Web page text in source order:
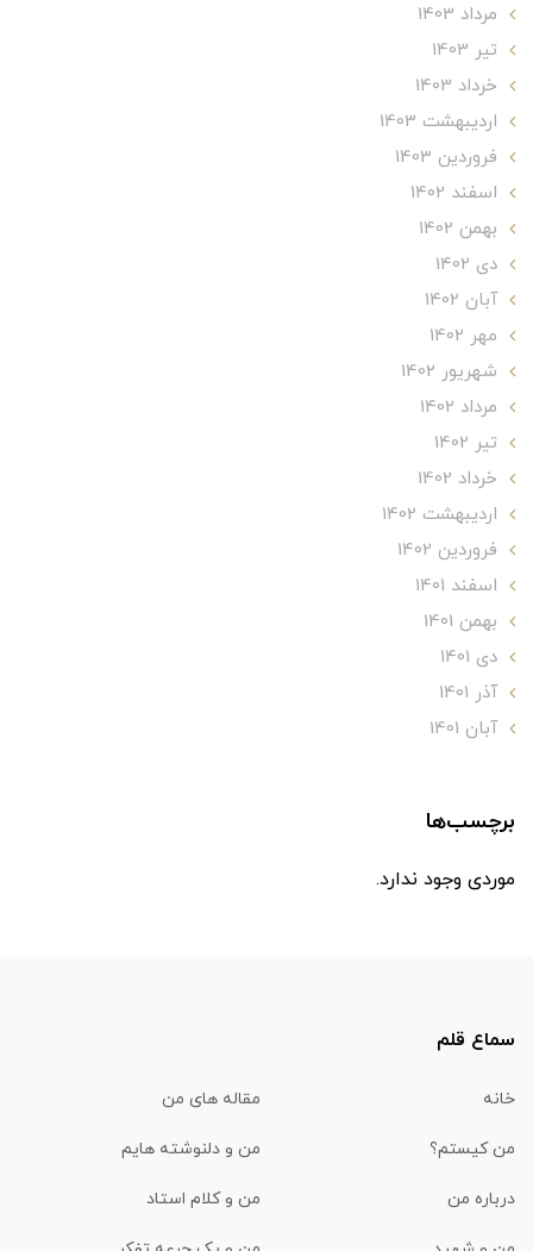
مرداد 1403
تير 1403
خرداد 1403
ارديبهشت 1403
فروردین 1403
اسفند 1402
بهمن 1402
دی 1402
آبان 1402
مهر 1402
شهریور 1402
مرداد 1402
تير 1402
خرداد 1402
ارديبهشت 1402
فروردین 1402
اسفند 1401
بهمن 1401
دی 1401
آذر 1401
آبان 1401
برچسب‌ها
موردی وجود ندارد.
سماع قلم
خانه مقاله های من
من کیستم؟ من و دلنوشته هایم
درباره من من و کلام استاد